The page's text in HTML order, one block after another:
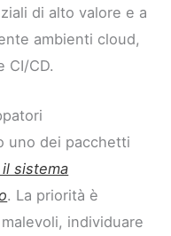
di alto valore e a
ambienti cloud,
CI/CD.
uno dei pacchetti
sistema
. La priorità è
individuare